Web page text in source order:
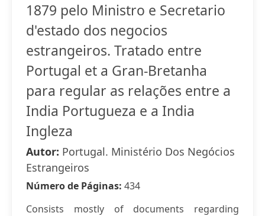
1879 pelo Ministro e Secretario
d'estado dos negocios
estrangeiros. Tratado entre
Portugal et a Gran-Bretanha
para regular as relações entre a
India Portugueza e a India
Ingleza
Autor: Portugal. Ministério Dos Negócios
Estrangeiros
Número de Páginas: 434
Consists mostly of documents regarding